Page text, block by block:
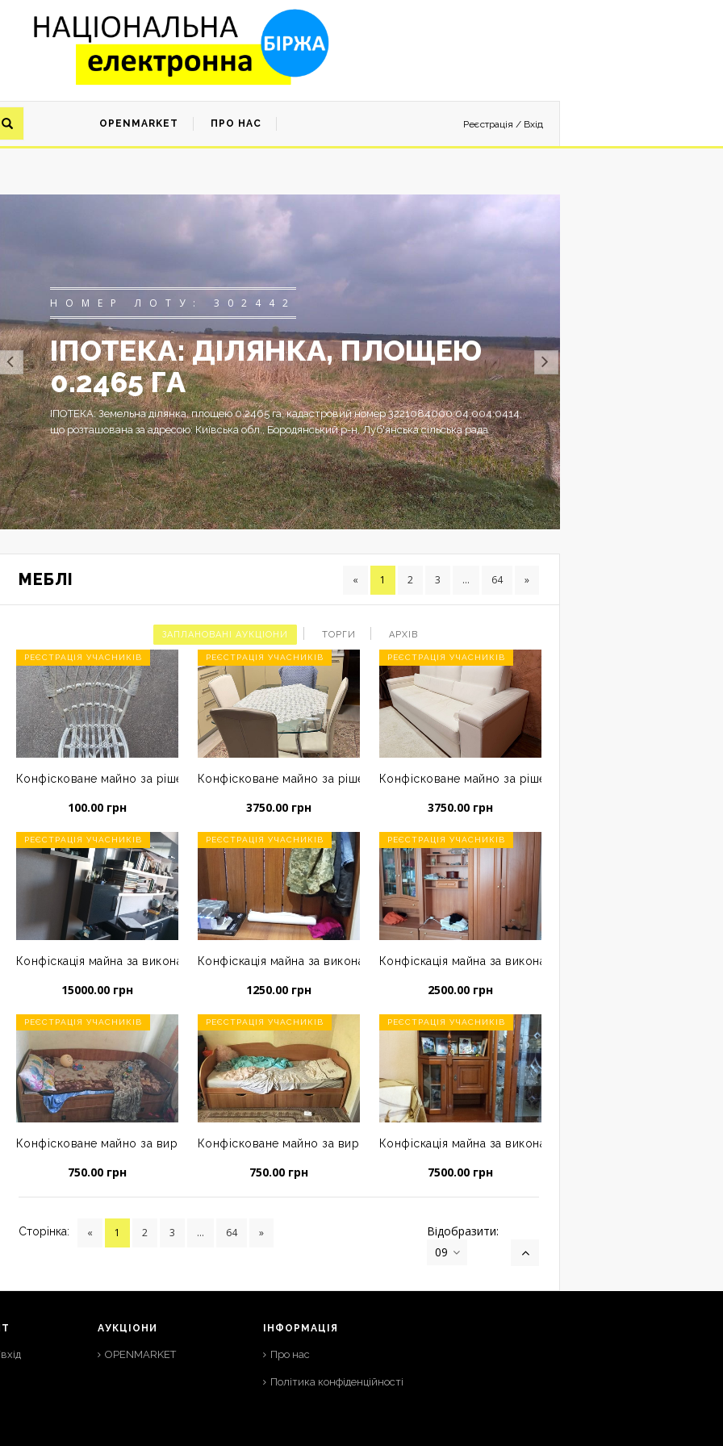
OPENMARKET ПРО НАС Реєстрація / Вхід
НОМЕР ЛОТУ: 302442
ІПОТЕКА: ДІЛЯНКА, ПЛОЩЕЮ
0.2465 ГА
ІПОТЕКА: Земельна ділянка, площею 0.2465 га, кадастровий номер 3221084000:04:004:0414,
що розташована за адресою: Київська обл., Бородянський р-н, Луб'янська сільська рада
МЕБЛІ « 1 2 3 ... 64 »
ЗАПЛАНОВАНІ АУКЦІОНИ ТОРГИ АРХІВ
РЕЄСТРАЦІЯ УЧАСНИКІВ
Конфісковане майно за рішенням суду: Один плетений стілець ( Стілець з ротанга окрашений білою фарбою), б/в
100.00 грн
РЕЄСТРАЦІЯ УЧАСНИКІВ
Конфісковане майно за рішенням суду:комплект кухонний-стіл скляний на металічних
3750.00 грн
РЕЄСТРАЦІЯ УЧАСНИКІВ
Конфісковане майно за рішенням суду:диван з
3750.00 грн
РЕЄСТРАЦІЯ УЧАСНИКІВ
Конфіскація майна за виконавчим листом:1 набір меблів в кімнату, б/в
15000.00 грн
РЕЄСТРАЦІЯ УЧАСНИКІВ
Конфіскація майна за виконавчим листом:прихожа, б/в
1250.00 грн
РЕЄСТРАЦІЯ УЧАСНИКІВ
Конфіскація майна за виконавчим листом: набір меблів в
2500.00 грн
РЕЄСТРАЦІЯ УЧАСНИКІВ
Конфісковане майно за вироком суду: ліжко дитяче зі спинкою, коричневого кольору, б/в
750.00 грн
РЕЄСТРАЦІЯ УЧАСНИКІВ
Конфісковане майно за вироком суду: ліжко дитяче зі спинкою, коричневого кольору,
750.00 грн
РЕЄСТРАЦІЯ УЧАСНИКІВ
Конфіскація майна за виконавчим листом: набір меблів в
7500.00 грн
Сторінка: « 1 2 3 ... 64 »
Відобразити:
09
АУКЦІОНИ
OPENMARKET
ІНФОРМАЦІЯ
Про нас
Політика конфіденційності